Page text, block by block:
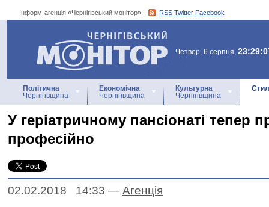
Інформ-агенція «Чернігівський монітор»: RSS Twitter Facebook
Інформ-агенція
«Чернігівський монітор»
Четвер, 6 серпня,
Політична
Чернігівщина
Економічна
Чернігівщина
Культурна
Чернігівщина
У геріатричному пансіонаті тепер
професійно
02.02.2018 14:33 — Агенцiя